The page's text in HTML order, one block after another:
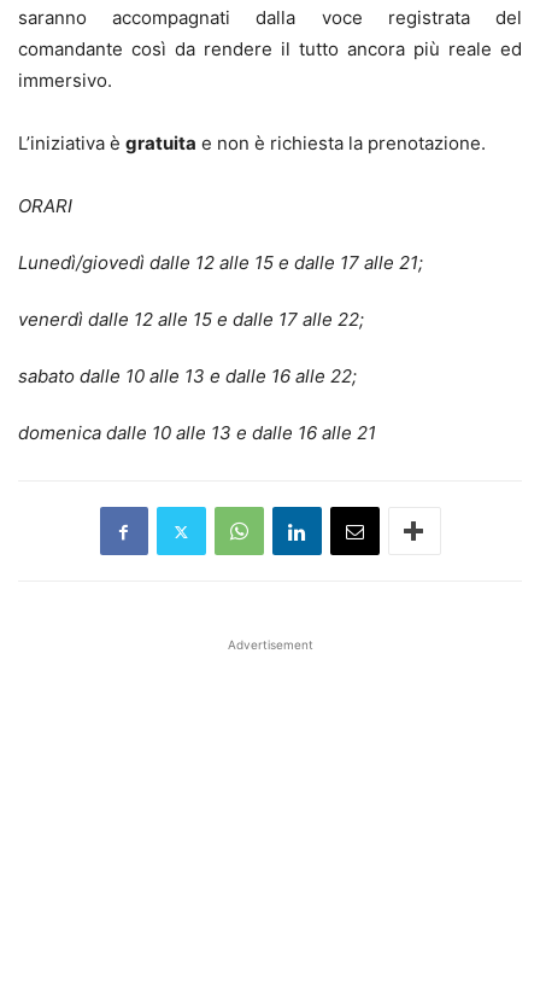
saranno accompagnati dalla voce registrata del
comandante così da rendere il tutto ancora più reale ed
immersivo.
L’iniziativa è gratuita e non è richiesta la prenotazione.
ORARI
Lunedì/giovedì dalle 12 alle 15 e dalle 17 alle 21;
venerdì dalle 12 alle 15 e dalle 17 alle 22;
sabato dalle 10 alle 13 e dalle 16 alle 22;
domenica dalle 10 alle 13 e dalle 16 alle 21
Advertisement